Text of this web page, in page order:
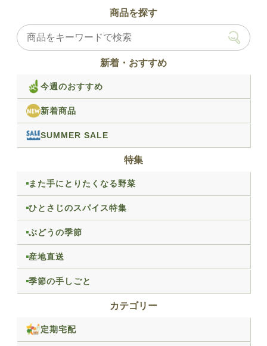
商品を探す
新着・おすすめ
今週のおすすめ
新着商品
SUMMER SALE
特集
また手にとりたくなる野菜
ひとさじのスパイス特集
ぶどうの季節
産地直送
季節の手しごと
カテゴリー
定期宅配